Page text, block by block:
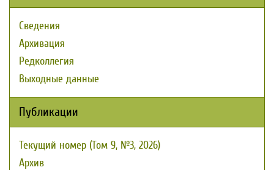
Сведения
Архивация
Редколлегия
Выходные данные
Публикации
Текущий номер (Том 9, №3, 2026)
Архив